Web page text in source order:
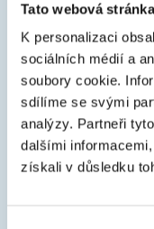
Tato webová
K personalizaci
sociálních médií a
soubory cookie.
sdílíme se svými
analýzy. Partneři
dalšími
získali v důsledku
KOS
Courses
Intranet
MAPA STRÁNEK
Úvod